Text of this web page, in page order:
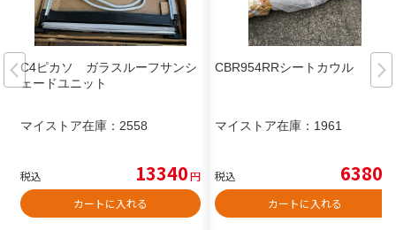
C4ピカソ ガラスルーフサンシ
ェードユニット
マイストア在庫： 2558
税込 13340円
カートに入れる
CBR954RRシートカウル
マイストア在庫： 1961
税込 6380
カートに入れる